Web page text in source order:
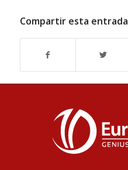
Compartir esta entrada